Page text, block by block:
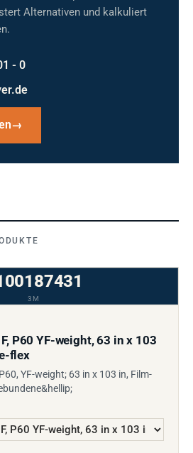
Alternativen und kalkuliert
- 0
→
3M
P60 YF-weight, 63 in x 103
flex
YF-weight; 63 in x 103 in, Film-